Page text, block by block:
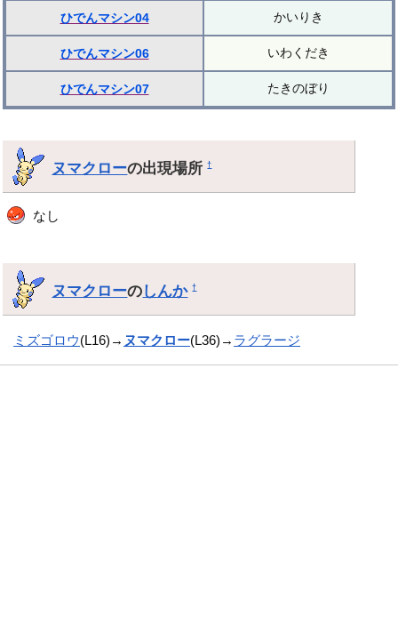
ひでんマシン04 かいりき
ひでんマシン06 いわくだき
ひでんマシン07 たきのぼり
ヌマクローの出現場所†
なし
ヌマクローのしんか †
ミズゴロウ(L16)→ ヌマクロー(L36)→ ラグラージ